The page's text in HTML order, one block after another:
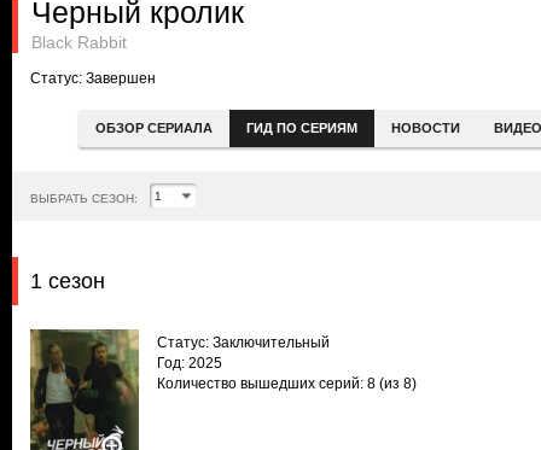
Черный кролик
Black Rabbit
Статус: Завершен
ОБЗОР СЕРИАЛА ГИД ПО СЕРИЯМ НОВОСТИ ВИДЕО
ВЫБРАТЬ СЕЗОН:
1 сезон
Статус: Заключительный
Год: 2025
Количество вышедших серий: 8 (из 8)